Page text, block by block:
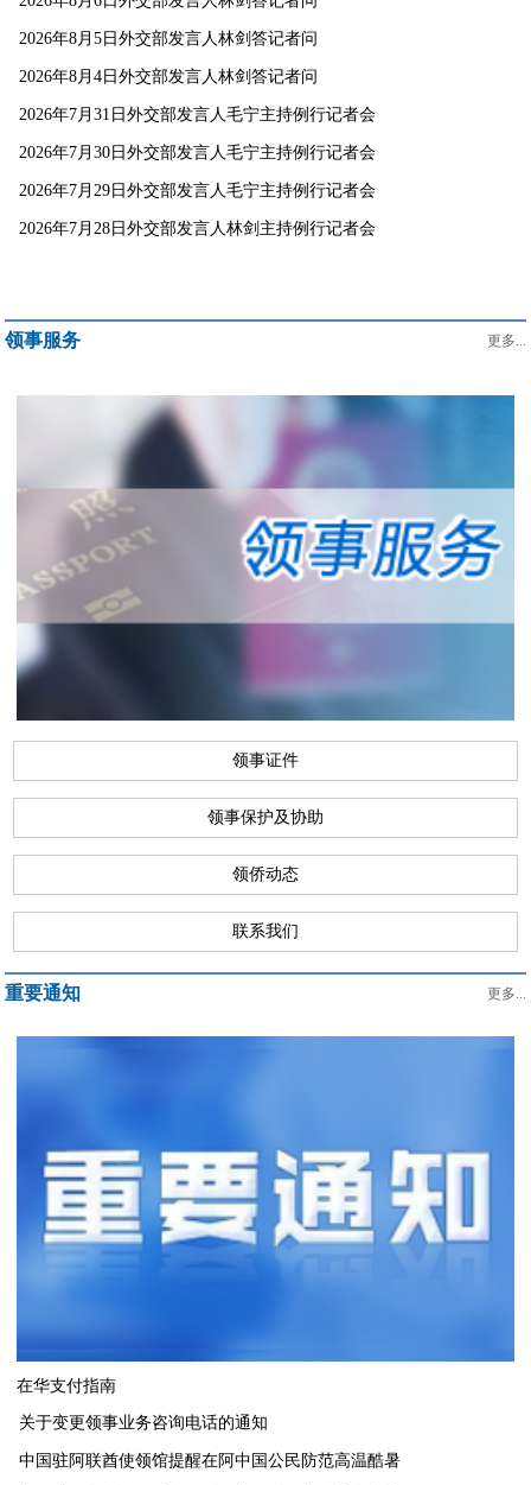
2026年8月5日外交部发言人林剑答记者问
2026年8月4日外交部发言人林剑答记者问
2026年7月31日外交部发言人毛宁主持例行记者会
2026年7月30日外交部发言人毛宁主持例行记者会
2026年7月29日外交部发言人毛宁主持例行记者会
2026年7月28日外交部发言人林剑主持例行记者会
领事服务 更多...
领事证件
领事保护及协助
领侨动态
联系我们
重要通知 更多...
在华支付指南
关于变更领事业务咨询电话的通知
中国驻阿联酋使领馆提醒在阿中国公民防范高温酷暑